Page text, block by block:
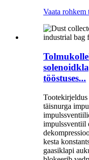
Vaata rohkem
tööstuses...
täisnurga
impulssventiil
kesta
gaasiklapi